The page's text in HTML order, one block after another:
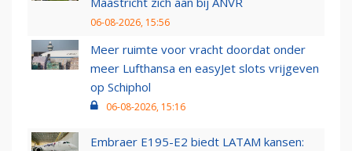
06-08-2026, 15:56
Meer ruimte voor vracht doordat onder
meer Lufthansa en easyJet slots vrijgeven
op Schiphol
06-08-2026, 15:16
Embraer E195-E2 biedt LATAM kansen: